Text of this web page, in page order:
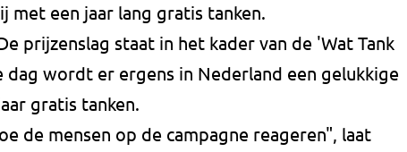
met een jaar lang gratis tanken.
prijzenslag staat in het kader van de 'Wat Tank
dag wordt er ergens in Nederland een gelukkige
gratis tanken.
de mensen op de campagne reageren", laat